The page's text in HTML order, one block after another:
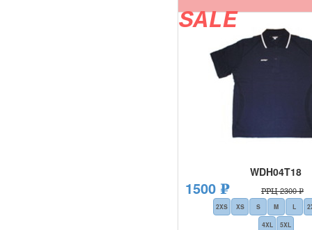
SALE
WDH04T18
1500 ₽ РРЦ 2300 ₽
2XS XS S M L
4XL
5XL